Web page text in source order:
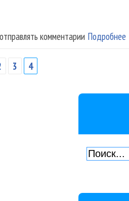
Подробнее
комментарии
3 4